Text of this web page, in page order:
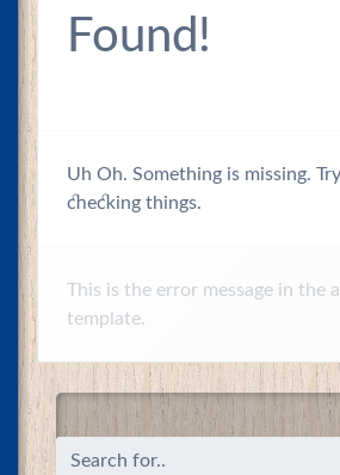
Found!
Uh Oh. Something is missing.
checking things.
This is the error message in the
template.